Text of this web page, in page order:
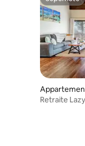
Superhôte
Incline Village
Retraite